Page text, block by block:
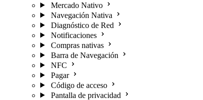
Mercado Nativo
Navegación Nativa
Diagnóstico de Red
Notificaciones
Compras nativas
Barra de Navegación
NFC
Pagar
Código de acceso
Pantalla de privacidad